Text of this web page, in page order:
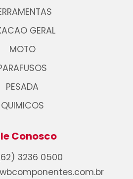
GERAL
MOTO
PESADA
QUIMICOS
Conosco
3236 0500